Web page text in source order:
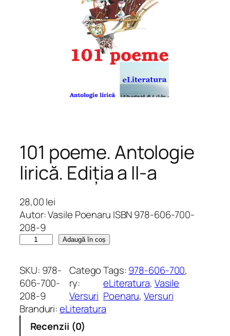
101 poeme. Antologie
lirică. Ediția a II-a
28,00lei
Autor: Vasile Poenaru ISBN 978-606-700-
208-9
n
t
i
t
a
Adaugă în coș
SKU: 978-
606-700-
208-9
Catego
ry:
Versuri
Tags:978-606-700
eLiteratura, Vasile
Poenaru, Versuri
Branduri:eLiteratura
Recenzii (0)